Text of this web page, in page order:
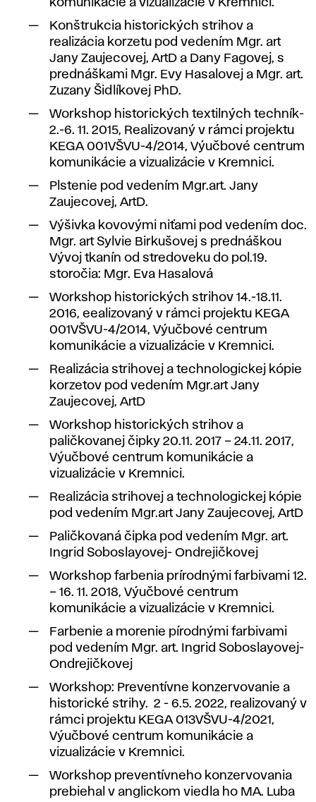
komunikácie a vizualizácie v Kremnici.
Konštrukcia historických strihov a
realizácia korzetu pod vedením Mgr. art
Jany Zaujecovej, ArtD a Dany Fagovej, s
prednáškami Mgr. Evy Hasalovej a Mgr. art.
Zuzany Šidlíkovej PhD.
Workshop historických textilných techník-
2.-6. 11. 2015, Realizovaný v rámci projektu
KEGA 001VŠVU-4/2014, Výučbové centrum
komunikácie a vizualizácie v Kremnici.
Plstenie pod vedením Mgr.art. Jany
Zaujecovej, ArtD.
Výšivka kovovými niťami pod vedením doc.
Mgr. art Sylvie Birkušovej s prednáškou
Vývoj tkanín od stredoveku do pol.19.
storočia: Mgr. Eva Hasalová
Workshop historických strihov 14.-18.11.
2016, eealizovaný v rámci projektu KEGA
001VŠVU-4/2014, Výučbové centrum
komunikácie a vizualizácie v Kremnici.
Realizácia strihovej a technologickej kópie
korzetov pod vedením Mgr.art Jany
Zaujecovej, ArtD
Workshop historických strihov a
paličkovanej čipky 20.11. 2017 – 24.11. 2017,
Výučbové centrum komunikácie a
vizualizácie v Kremnici.
Realizácia strihovej a technologickej kópie
pod vedením Mgr.art Jany Zaujecovej, ArtD
Paličkovaná čipka pod vedením Mgr. art.
Ingrid Soboslayovej- Ondrejičkovej
Workshop farbenia prírodnými farbivami 12.
– 16. 11. 2018, Výučbové centrum
komunikácie a vizualizácie v Kremnici.
Farbenie a morenie pírodnými farbivami
pod vedením Mgr. art. Ingrid Soboslayovej-
Ondrejičkovej
Workshop: Preventívne konzervovanie a
historické strihy. 2 - 6.5. 2022, realizovaný v
rámci projektu KEGA 013VŠVU-4/2021,
Výučbové centrum komunikácie a
vizualizácie v Kremnici.
Workshop preventívneho konzervovania
prebiehal v anglickom viedla ho MA. Luba